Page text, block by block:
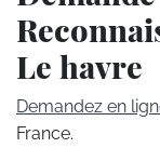
Le havre
Demandez en
France.